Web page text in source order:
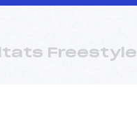
Freestyle